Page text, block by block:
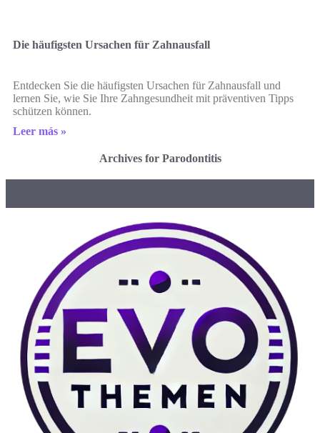
Die häufigsten Ursachen für Zahnausfall
Entdecken Sie die häufigsten Ursachen für Zahnausfall und
lernen Sie, wie Sie Ihre Zahngesundheit mit präventiven Tipps
schützen können.
Leer más »
Archives for Parodontitis